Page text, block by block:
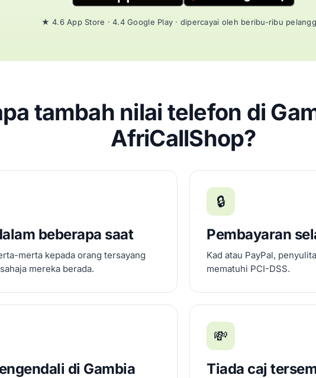
★ 4.6 App Store · 4.4 Google Play · dipercayai oleh beribu-ribu
tambah nilai telefon di
AfriCallShop?
beberapa saat
merta kepada orang tersayang
mereka berada.
🔒
Pembayaran
Kad atau PayPal,
mematuhi PCI-DSS.
di Gambia
💸
Tiada caj